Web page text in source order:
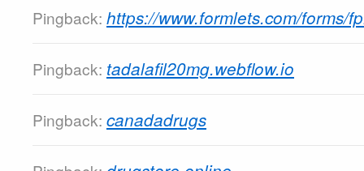
Pingback: https://www.formlets.com/forms/
Pingback: tadalafil20mg.webflow.io
Pingback: canadadrugs